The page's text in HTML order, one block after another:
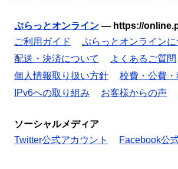
ぷらっとオンライン — https://
ご利用ガイド
ぷらっとオンラインに
配送・決済について
よくあるご質問
個人情報取り扱い方針
校費・公費
IPv6への取り組み
お客様からの声
ソーシャルメディア
Twitter公式アカウント
Facebook公